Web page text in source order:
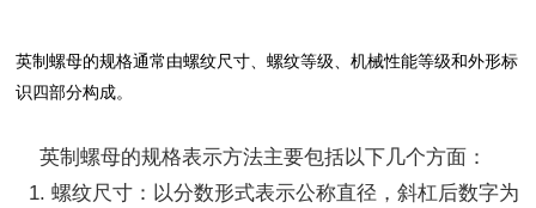
英制螺母的规格通常由螺纹尺寸、螺纹等级、机械性能等级和外形标
识四部分构成。
螺纹尺寸：以分数形式表示公称直径，斜杠后数字为